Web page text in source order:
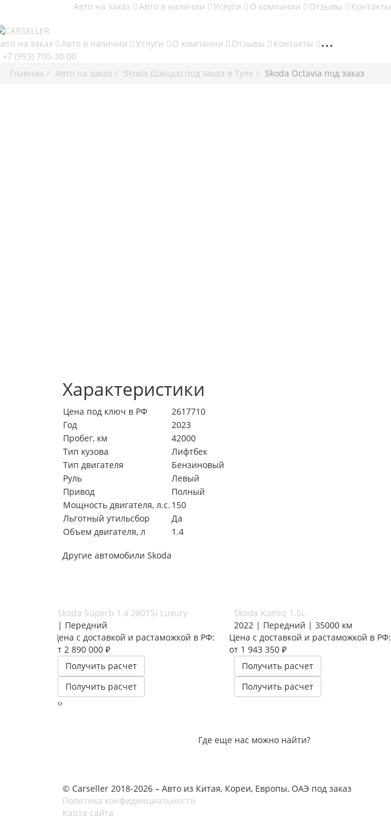
Авто на заказ Авто в наличии Услуги О компании Отзывы Контакты
на заказ Авто в наличии Услуги О компании Отзывы
Контакты
+7 (993) 700-30-00
Главная
Авто на заказ Skoda (Шкода) под заказ в Туле Skoda Octavia под заказ
Характеристики
Цена под ключ в РФ
2617710
Год
2023
Пробег, км
42000
Тип кузова
Лифтбек
Тип двигателя
Бензиновый
Руль
Левый
Привод
Полный
Мощность двигателя, л.с. 150
Льготный утильсбор
Да
Объем двигателя, л
1.4
Другие автомобили Skoda
Skoda Superb 1.4 280TSI Luxury
| Передний
Цена с доставкой и растаможкой в РФ:
от 2 890 000 ₽
Получить расчет
Получить расчет
Skoda Kamiq 1.5L
2022 | Передний | 35000 км
Цена с доставкой и растаможкой в РФ:
от 1 943 350 ₽
Получить расчет
Получить расчет
‹›
Где еще нас можно найти?
© Carseller 2018-2026 – Авто из Китая, Кореи, Европы, ОАЭ под заказ
Политика конфиденциальности
Карта сайта